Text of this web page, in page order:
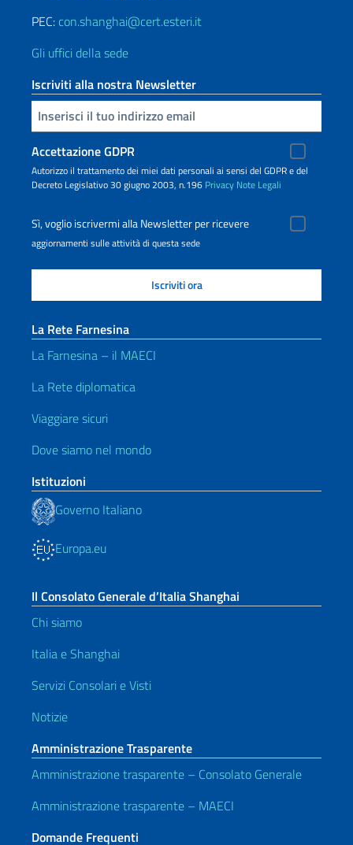
PEC: con.shanghai@cert.esteri.it
Gli uffici della sede
Iscriviti alla nostra Newsletter
Inserisci la tua email
Accettazione GDPR
Autorizzo il trattamento dei miei dati personali ai sensi del GDPR e del
Decreto Legislativo 30 giugno 2003, n.196 Privacy Note Legali
Sì, voglio iscrivermi alla Newsletter per ricevere
aggiornamenti sulle attività di questa sede
La Rete Farnesina
La Farnesina – il MAECI
La Rete diplomatica
Viaggiare sicuri
Dove siamo nel mondo
Istituzioni
Governo Italiano
Europa.eu
Il Consolato Generale d’Italia Shanghai
Chi siamo
Italia e Shanghai
Servizi Consolari e Visti
Notizie
Amministrazione Trasparente
Amministrazione trasparente – Consolato Generale
Amministrazione trasparente – MAECI
Domande Frequenti